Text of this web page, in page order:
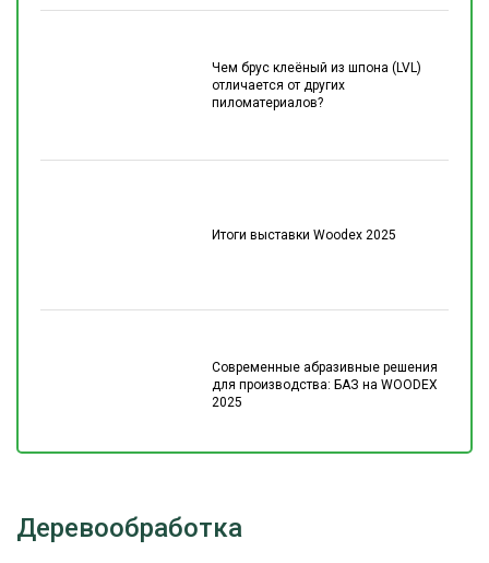
Чем брус клеёный из шпона (LVL)
отличается от других
пиломатериалов?
Итоги выставки Woodex 2025
Современные абразивные решения
для производства: БАЗ на WOODEX
2025
Деревообработка